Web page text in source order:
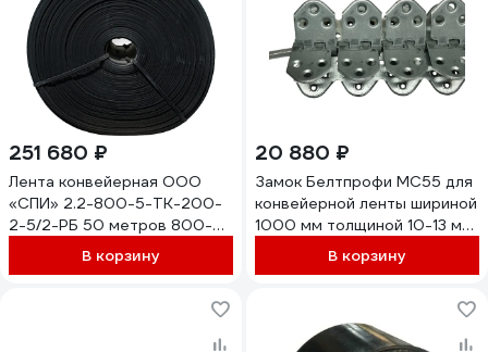
251 680 ₽
Лента конвейерная ООО
«СПИ» 2.2-800-5-ТК-200-
2-5/2-РБ 50 метров 800-5-
ТК-200-2-5/2 (50 пог.м.)
В корзину
20 880 ₽
Замок Белтпрофи МС55 для
конвейерной ленты шириной
1000 мм толщиной 10-13 мм
00-00007755В корзину